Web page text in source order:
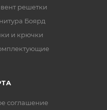
решетки
Боярд
и крючки
соглашение